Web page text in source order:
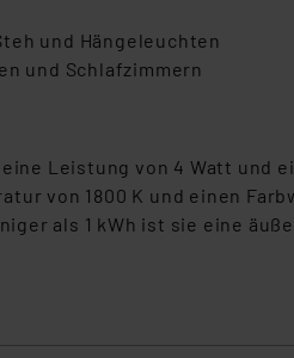
und Hängeleuchten
und Schlafzimmern
Leistung von 4 Watt
von 1800 K und einen
als 1 kWh ist sie eine